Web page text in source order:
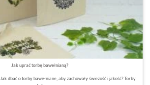
Jak uprać torbę bawełnianą?
dbać o torby bawełniane, aby zachowały świeżość i jakość? Torby